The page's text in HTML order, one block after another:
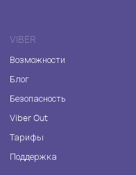
VIBER
Возможности
Блог
Безопасность
Viber Out
Тарифы
Поддержка